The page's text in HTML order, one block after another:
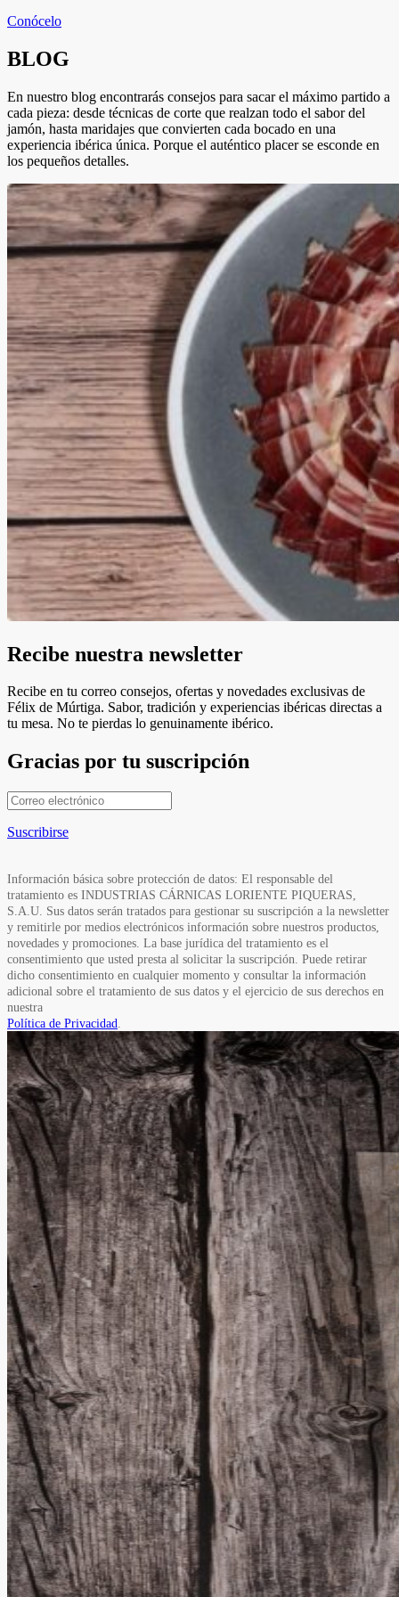
Conócelo
BLOG
En nuestro blog encontrarás consejos para sacar el máximo partido a
cada pieza: desde técnicas de corte que realzan todo el sabor del
jamón, hasta maridajes que convierten cada bocado en una
experiencia ibérica única. Porque el auténtico placer se esconde en
los pequeños detalles.
Recibe nuestra newsletter
Recibe en tu correo consejos, ofertas y novedades exclusivas de
Félix de Múrtiga. Sabor, tradición y experiencias ibéricas directas a
tu mesa. No te pierdas lo genuinamente ibérico.
Gracias por tu suscripción
Suscribirse
Información básica sobre protección de datos: El responsable del
tratamiento es INDUSTRIAS CÁRNICAS LORIENTE PIQUERAS,
S.A.U. Sus datos serán tratados para gestionar su suscripción a la newsletter
y remitirle por medios electrónicos información sobre nuestros productos,
novedades y promociones. La base jurídica del tratamiento es el
consentimiento que usted presta al solicitar la suscripción. Puede retirar
dicho consentimiento en cualquier momento y consultar la información
adicional sobre el tratamiento de sus datos y el ejercicio de sus derechos en
nuestra
Política de Privacidad.